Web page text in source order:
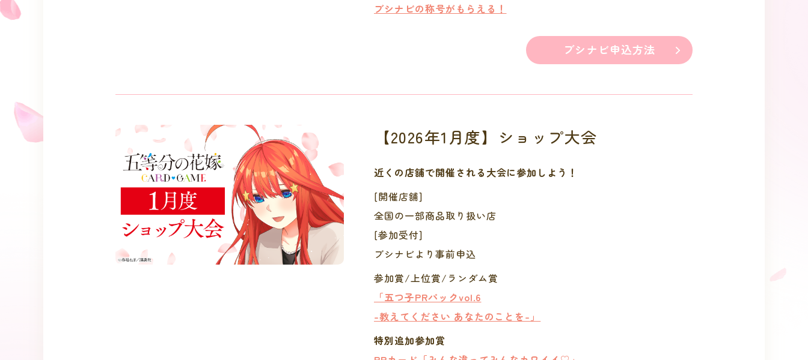
ブシナビの称号がもらえる！
ブシナビ申込方法
【2026年1月度】ショップ大会
近くの店舗で開催される大会に参加しよう！
[開催店舗]
全国の一部商品取り扱い店
[参加受付]
ブシナビより事前申込
参加賞/上位賞/ランダム賞
「五つ子PRパックvol.6
-教えてください あなたのことを-」
特別追加参加賞